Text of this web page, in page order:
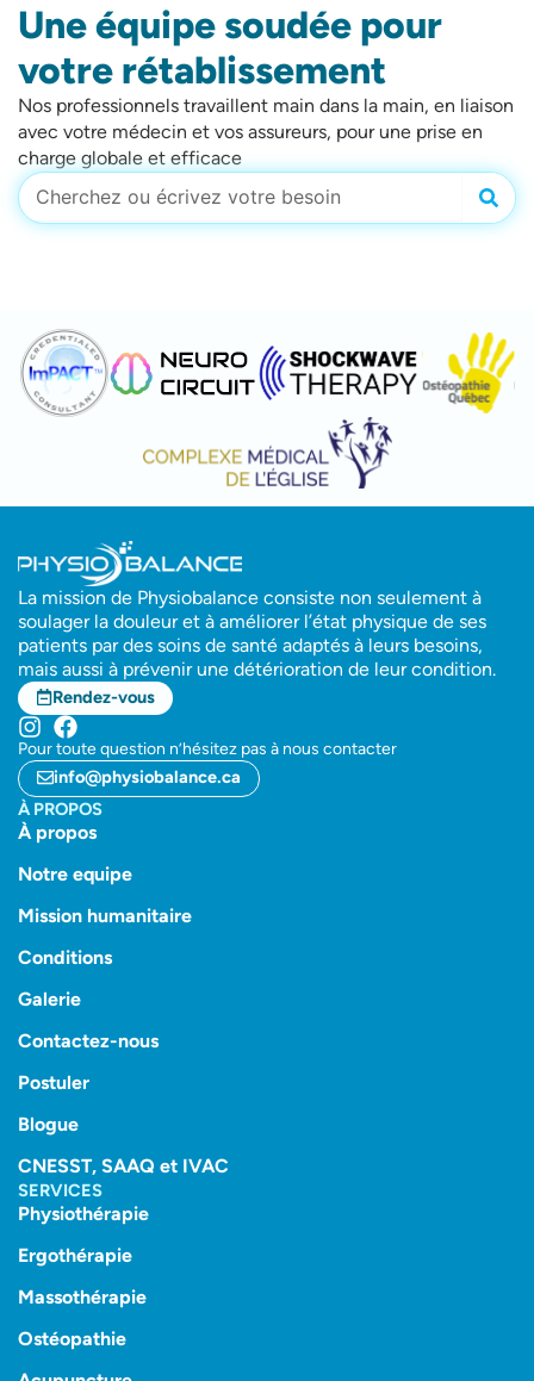
Une équipe soudée pour
votre rétablissement
Nos professionnels travaillent main dans la main, en liaison
avec votre médecin et vos assureurs, pour une prise en
charge globale et efficace
Rechercher
La mission de Physiobalance consiste non seulement à
soulager la douleur et à améliorer l’état physique de ses
patients par des soins de santé adaptés à leurs besoins,
mais aussi à prévenir une détérioration de leur condition.
Rendez-vous
Pour toute question n’hésitez pas à nous contacter
info@physiobalance.ca
À PROPOS
À propos
Notre equipe
Mission humanitaire
Conditions
Galerie
Contactez-nous
Postuler
Blogue
CNESST, SAAQ et IVAC
SERVICES
Physiothérapie
Ergothérapie
Massothérapie
Ostéopathie